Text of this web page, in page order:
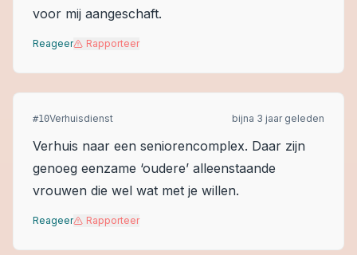
voor mij aangeschaft.
Reageer Rapporteer
#10Verhuisdienst bijna 3 jaar geleden
Verhuis naar een seniorencomplex. Daar zijn
genoeg eenzame ‘oudere’ alleenstaande
vrouwen die wel wat met je willen.
Reageer Rapporteer